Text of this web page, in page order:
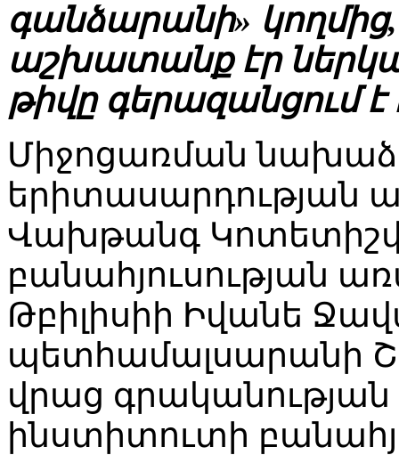
գանձարանի»
աշխատանք էր
թիվը գերազանցում է
Միջոցառման
երիտասարդության
Վախթանգ
բանահյուսության
Թբիլիսիի Իվանե
պետհամալսարանի
վրաց
ինստիտուտի